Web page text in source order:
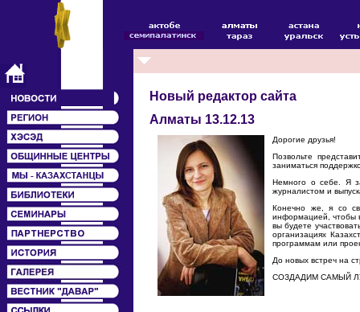
Новый редактор сайта
Алматы 13.12.13
Дорогие друзья!
Позвольте
заниматься
Немного о себе. Я
журналистом и
Конечно же, я со
информацией, чтобы
вы будете
организациях
программам или
До новых встреч на
СОЗДАДИМ САМЫЙ